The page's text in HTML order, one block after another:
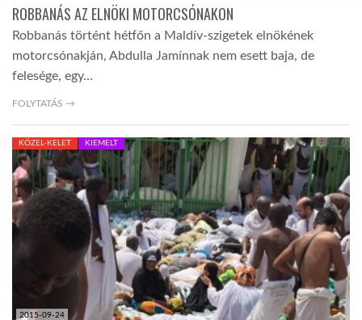
GLOBOTV BP
HÍR3D
TROPICALMAGAZIN
AFRIKA TUDÁSTÁR
ROBBANÁS AZ ELNÖKI MOTORCSÓNAKON
Robbanás történt hétfőn a Maldív-szigetek elnökének
motorcsónakján, Abdulla Jamínnak nem esett baja, de
felesége, egy…
FOLYTATÁS →
2015-09-24
KÖZEL-KELET KIEMELT